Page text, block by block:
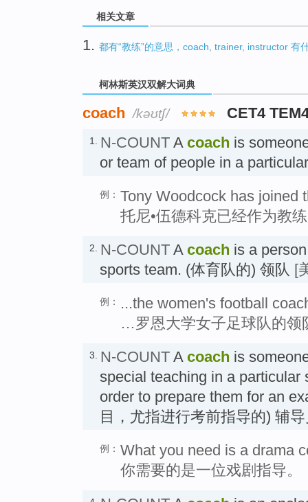
相关文章
1. 都有“教练”的意思，coach, trainer, instructor 有
柯林斯英汉双解大词典
coach /kəʊtʃ/ CET4
1. N-COUNT A coach is
or team of people in a
例： Tony Woodcock has joined
托尼•伍德科克已经作为教
2. N-COUNT A coach is a
sports team. (体育队的) 领队 [
例：
...the women's football
…罗恩大学女子足球队的领
3. N-COUNT A coach is
special teaching in a particular
order to prepare them for an
目，尤指进行考前指导的) 辅
例： What you need is a drama
你需要的是一位戏剧指导。